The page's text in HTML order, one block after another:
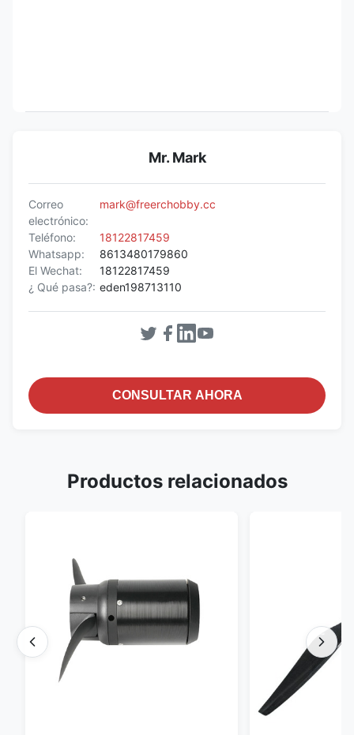
Mr. Mark
Correo
electrónico:
mark@freerchobby.cc
Teléfono:
18122817459
Whatsapp:
8613480179860
El Wechat:
18122817459
¿ Qué pasa?: eden198713110
CONSULTAR AHORA
Productos relacionados